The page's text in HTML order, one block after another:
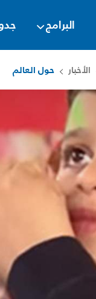
البرامج
الأخبار حول العالم